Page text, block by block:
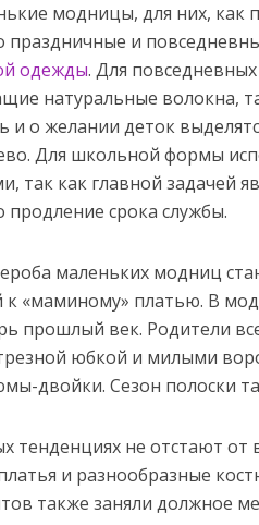
модницы, для них, как
праздничные и
одежды. Для
натуральные волокна,
и о желании деток
Для школьной формы
так как главной задачей
продление срока службы.
маленьких модниц
к «маминому» платью. В
прошлый век. Родители
юбкой и милыми
двойки. Сезон полоски
тенденциях не отстают от
и разнообразные
также заняли должное